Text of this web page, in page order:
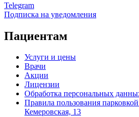
Telegram
Подписка на уведомления
Пациентам
Услуги и цены
Врачи
Акции
Лицензии
Обработка персональных
Правила пользования
Кемеровская, 13